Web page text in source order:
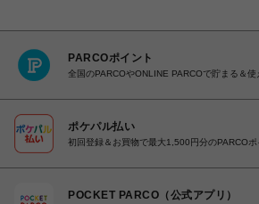
PARCOポイント
全国のPARCOやONLINE PARCOで貯まる＆使
ポケパル払い
初回登録＆お買物で最大1,500円分のPARCOポ
POCKET PARCO（公式アプリ）